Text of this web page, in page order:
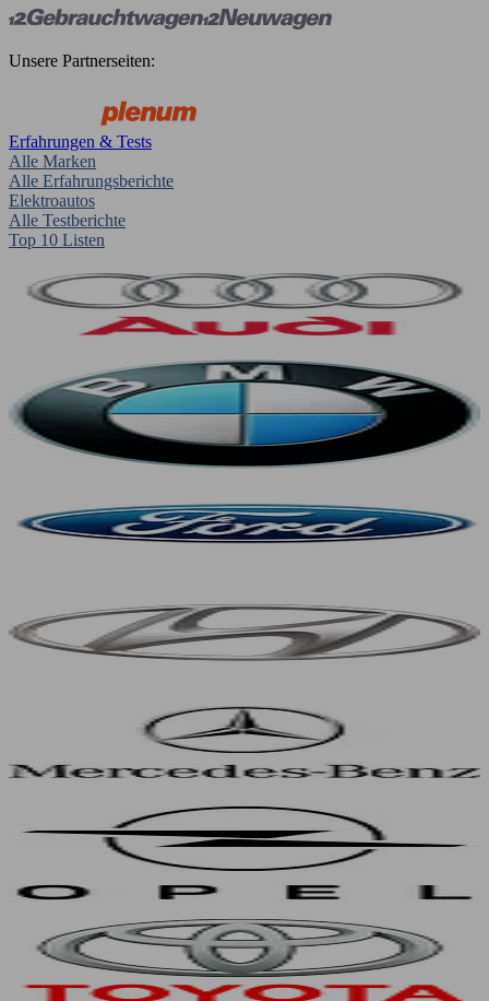
Unsere Partnerseiten:
Erfahrungen & Tests
Alle Marken
Alle Erfahrungsberichte
Elektroautos
Alle Testberichte
Top 10 Listen